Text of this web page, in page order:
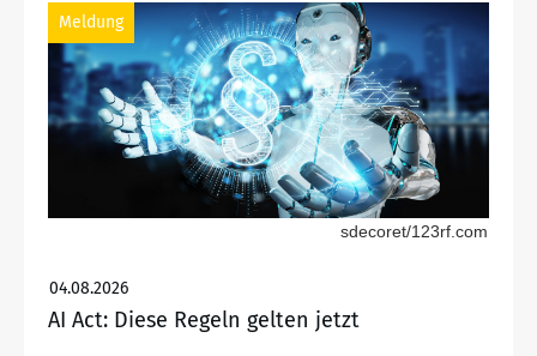
Meldung
sdecoret/123rf.com
04.08.2026
AI Act: Diese Regeln gelten jetzt